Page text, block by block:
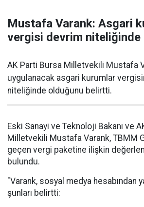
Mustafa Varank: Asgari
vergisi devrim niteliğinde
AK Parti Bursa Milletvekili Mustafa
uygulanacak asgari kurumlar
niteliğinde olduğunu belirtti.
Eski Sanayi ve Teknoloji Bakanı ve
Milletvekili Mustafa Varank, TBMM
geçen vergi paketine ilişkin
bulundu.
"Varank, sosyal medya hesabından
şunları belirtti: